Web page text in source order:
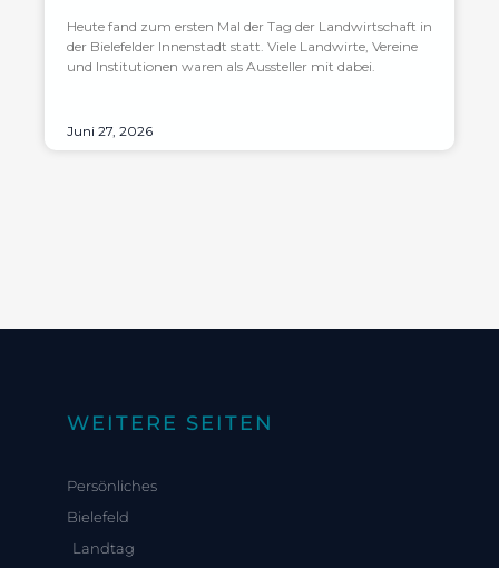
Heute fand zum ersten Mal der Tag der Landwirtschaft in
der Bielefelder Innenstadt statt. Viele Landwirte, Vereine
und Institutionen waren als Aussteller mit dabei.
Juni 27, 2026
WEITERE SEITEN
Persönliches
Bielefeld
Landtag